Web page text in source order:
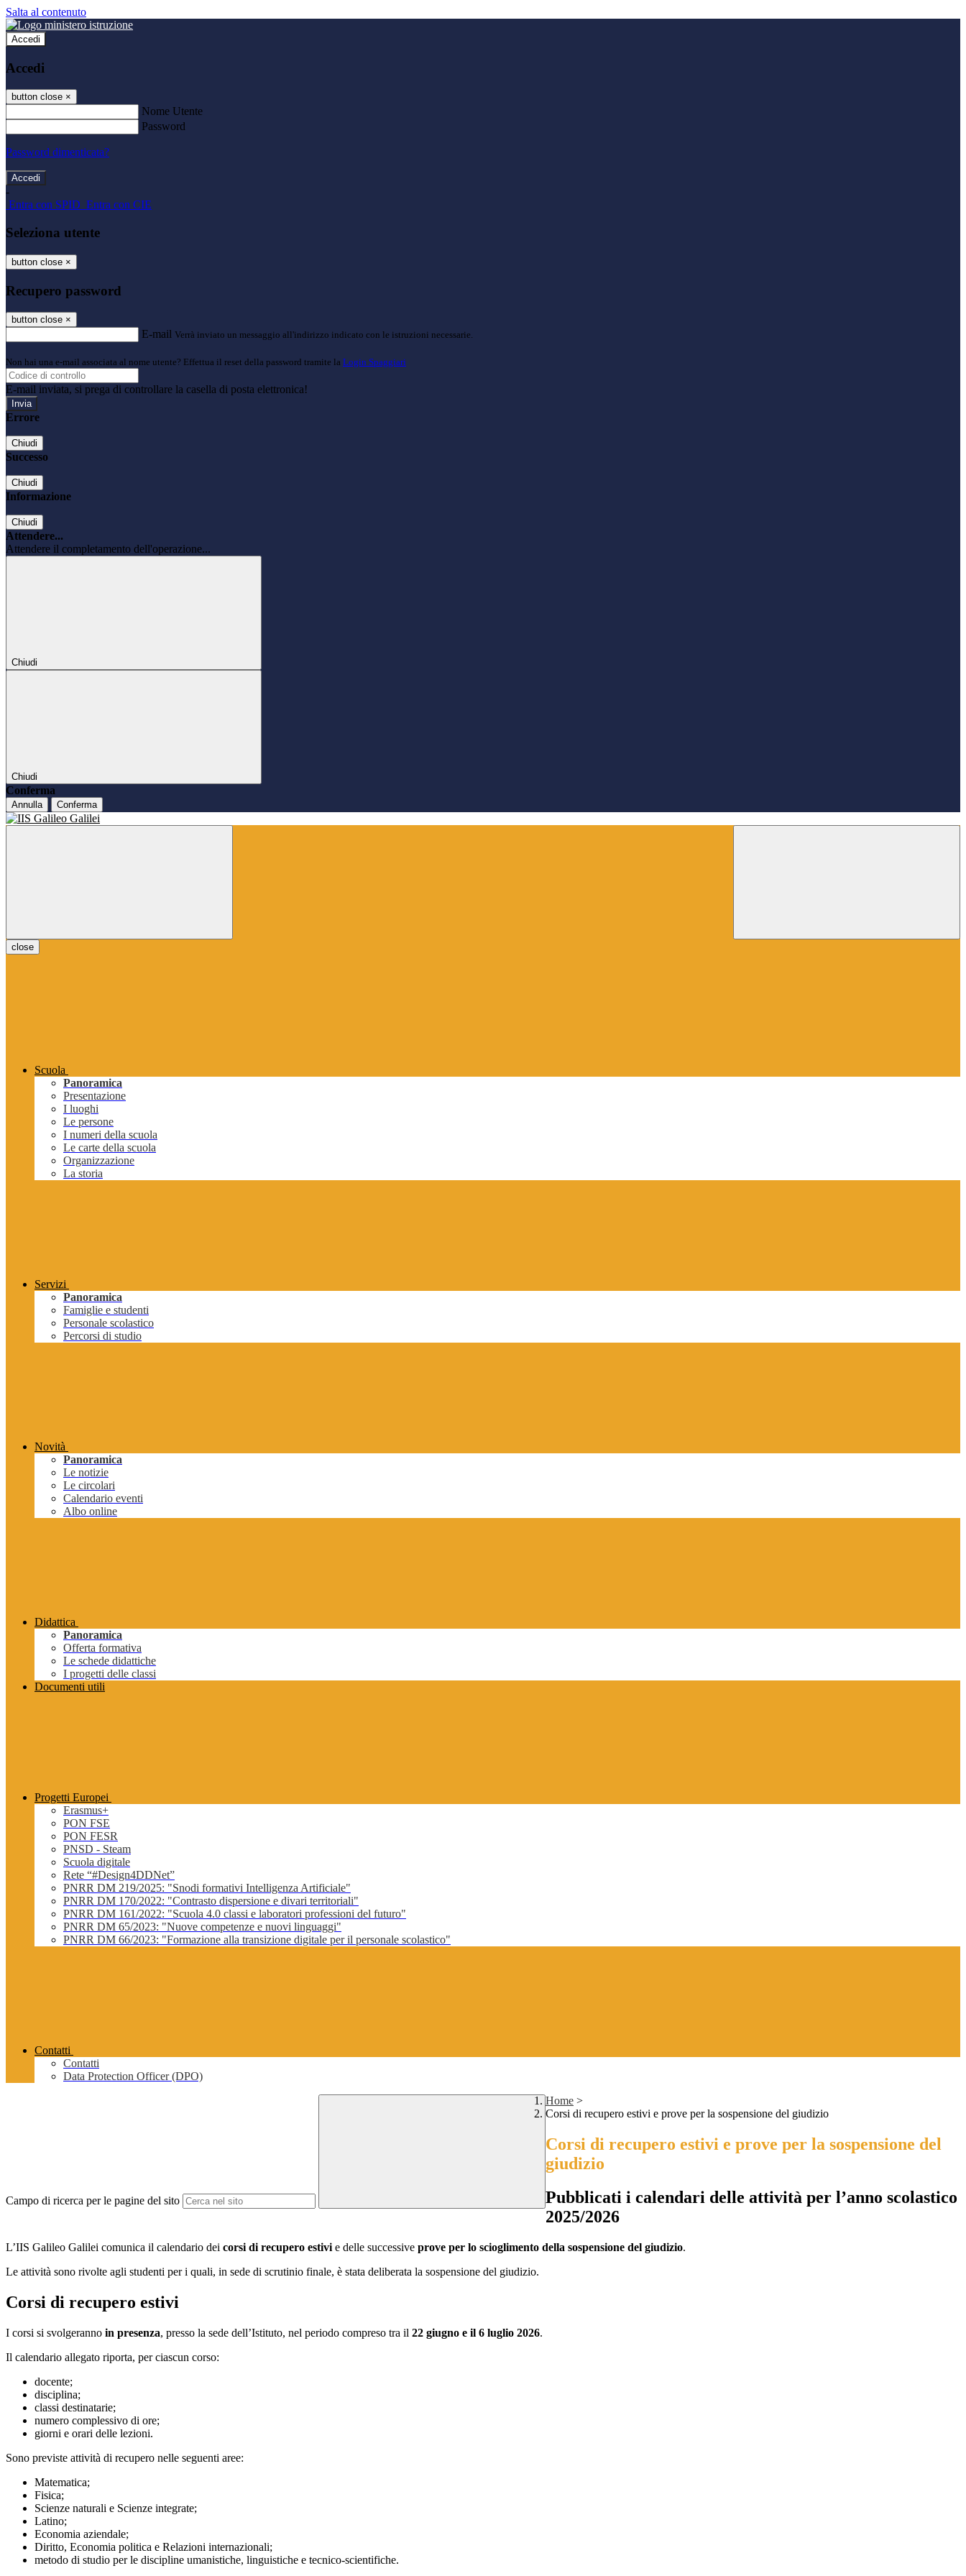
Salta al contenuto
Accedi
Accedi
button close ×
Nome Utente
Password
Password dimenticata?
-
Entra con SPID Entra con CIE
Seleziona utente
button close ×
Recupero password
button close ×
E-mail Verrà inviato un messaggio all'indirizzo indicato con le istruzioni necessarie.
Non hai una e-mail associata al nome utente? Effettua il reset della password tramite la Login Spaggiari
E-mail inviata, si prega di controllare la casella di posta elettronica!
Errore
Chiudi
Successo
Chiudi
Informazione
Chiudi
Attendere...
Attendere il completamento dell'operazione...
Chiudi
Chiudi
Conferma
Annulla Conferma
close
Scuola
Panoramica
Presentazione
I luoghi
Le persone
I numeri della scuola
Le carte della scuola
Organizzazione
La storia
Servizi
Panoramica
Famiglie e studenti
Personale scolastico
Percorsi di studio
Novità
Panoramica
Le notizie
Le circolari
Calendario eventi
Albo online
Didattica
Panoramica
Offerta formativa
Le schede didattiche
I progetti delle classi
Documenti utili
Progetti Europei
Erasmus+
PON FSE
PON FESR
PNSD - Steam
Scuola digitale
Rete “#Design4DDNet”
PNRR DM 219/2025: "Snodi formativi Intelligenza Artificiale"
PNRR DM 170/2022: "Contrasto dispersione e divari territoriali"
PNRR DM 161/2022: "Scuola 4.0 classi e laboratori professioni del futuro"
PNRR DM 65/2023: "Nuove competenze e nuovi linguaggi"
PNRR DM 66/2023: "Formazione alla transizione digitale per il personale scolastico"
Contatti
Contatti
Data Protection Officer (DPO)
Campo di ricerca per le pagine del sito
Home >
Corsi di recupero estivi e prove per la sospensione del giudizio
Corsi di recupero estivi e prove per la sospensione del
giudizio
Pubblicati i calendari delle attività per l’anno scolastico
2025/2026
L’IIS Galileo Galilei comunica il calendario dei corsi di recupero estivi e delle successive prove per lo scioglimento della sospensione del giudizio.
Le attività sono rivolte agli studenti per i quali, in sede di scrutinio finale, è stata deliberata la sospensione del giudizio.
Corsi di recupero estivi
I corsi si svolgeranno in presenza, presso la sede dell’Istituto, nel periodo compreso tra il 22 giugno e il 6 luglio 2026.
Il calendario allegato riporta, per ciascun corso:
docente;
disciplina;
classi destinatarie;
numero complessivo di ore;
giorni e orari delle lezioni.
Sono previste attività di recupero nelle seguenti aree:
Matematica;
Fisica;
Scienze naturali e Scienze integrate;
Latino;
Economia aziendale;
Diritto, Economia politica e Relazioni internazionali;
metodo di studio per le discipline umanistiche, linguistiche e tecnico-scientifiche.